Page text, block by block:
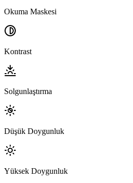
Okuma Maskesi
Kontrast
Solgunlaştırma
Düşük Doygunluk
Yüksek Doygunluk